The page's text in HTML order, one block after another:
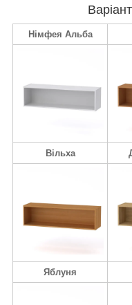
Німфея Альба
Вільха
Яблуня